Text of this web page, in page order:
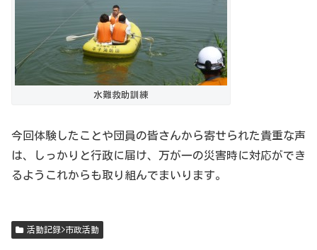
水難救助訓練
今回体験したことや団員の皆さんから寄せられた貴重な声
は、しっかりと行政に届け、万が一の災害時に対応ができ
るようこれからも取り組んでまいります。
活動記録>市政活動